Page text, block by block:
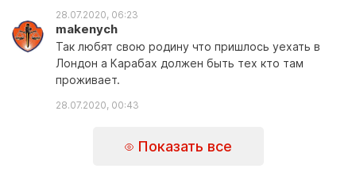
28.07.2020, 06:23
makenych
Так любят свою родину что пришлось уехать в
Лондон а Карабах должен быть тех кто там
проживает.
28.07.2020, 00:43
Показать все